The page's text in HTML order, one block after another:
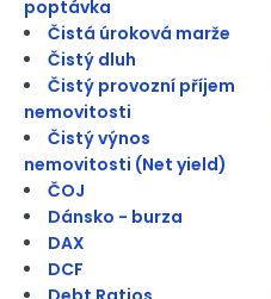
poptávka
Čistá úroková marže
Čistý dluh
Čistý provozní příjem
nemovitosti
Čistý výnos
nemovitosti (Net yield)
ČOJ
Dánsko - burza
DAX
DCF